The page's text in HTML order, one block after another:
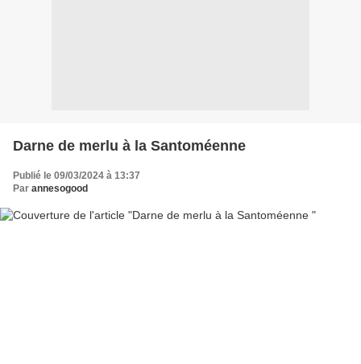
Darne de merlu à la Santoméenne
Publié le 09/03/2024 à 13:37
Par annesogood